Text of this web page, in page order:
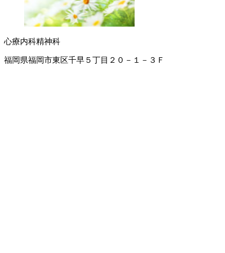
心療内科精神科
福岡県福岡市東区千早５丁目２０－１－３Ｆ